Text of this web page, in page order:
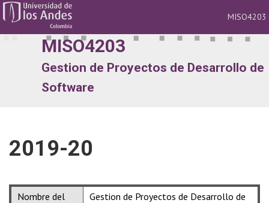
MISO4203
MISO4203
Gestion de Proyectos de Desarrollo de
Software
2019-20
Nombre del
Gestion de Proyectos de Desarrollo de